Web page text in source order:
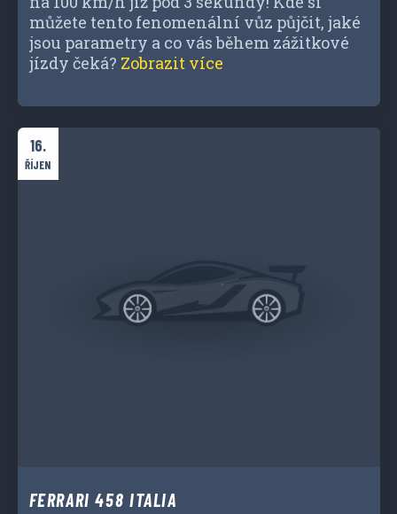
můžete tento fenomenální vůz půjčit, jaké
jsou parametry a co vás během zážitkové
jízdy čeká? Zobrazit více
16.
ŘÍJEN
FERRARI 458 ITALIA